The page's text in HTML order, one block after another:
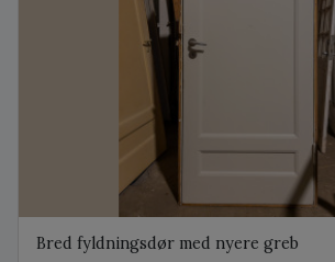
Bred fyldningsdør med nyere greb